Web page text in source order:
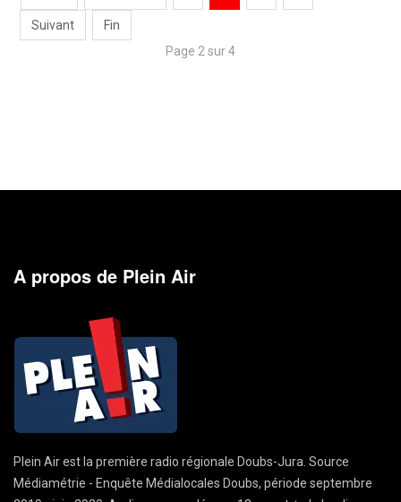
Suivant
Fin
Page 2 sur 4
A propos de Plein Air
Plein Air est la première radio régionale Doubs-Jura. Source
Médiamétrie - Enquête Médialocales Doubs, période septembre